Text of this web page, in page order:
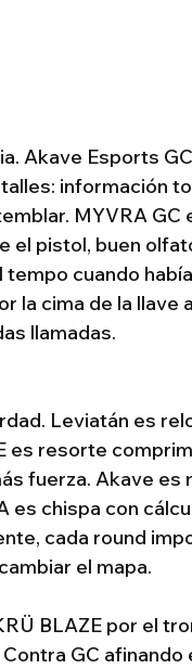
Akave Esports GC
información
MYVRA GC
el pistol, buen
cuando
la cima de la llave
llamadas.
Leviatán es
es resorte
fuerza. Akave es
es chispa con
cada round
el mapa.
BLAZE por el
GC